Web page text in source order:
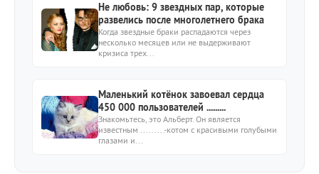
Не любовь: 9 звездных пар, которые
развелись после многолетнего брака
Когда звездные браки распадаются через
несколько месяцев или не выдерживают
кризиса трех...
Маленький котёнок завоевал сердца
450 000 пользователей .........
Знакомьтесь, это Альберт. Он является
известным .........-котом с красивыми голубыми
глазами и...